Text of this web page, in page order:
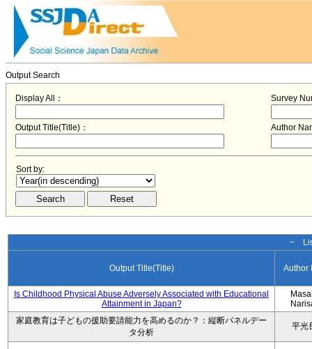
Output Search
Display All： Survey
Output Title(Title)： Author
Sort by:
−
Output Title(Title) Author
Is Childhood Physical Abuse Adversely Associated with Educational
Attainment in Japan?
家庭教育は子どもの援助要請能力を高めるのか？：縦断パネルデー
タ分析
平光